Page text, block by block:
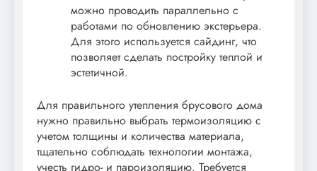
можно проводить параллельно с
работами по обновлению экстерьера.
Для этого используется сайдинг, что
позволяет сделать постройку теплой и
эстетичной.
Для правильного утепления брусового дома
нужно правильно выбрать термоизоляцию с
учетом толщины и количества материала,
тщательно соблюдать технологии монтажа,
учесть гидро- и пароизоляцию. Требуется